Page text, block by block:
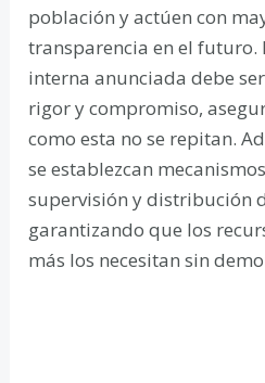
población y actúen con
transparencia en el futuro.
interna anunciada debe
rigor y compromiso,
como esta no se repitan.
se establezcan
supervisión y distribución
garantizando que los
más los necesitan sin